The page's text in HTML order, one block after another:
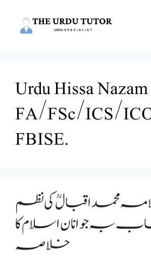
Urdu Hissa
FA/FSc/ICS/
FBISE.
محمد اقبالؒ کی نظم
بہ جوانان اسلام کا
خلاصہ